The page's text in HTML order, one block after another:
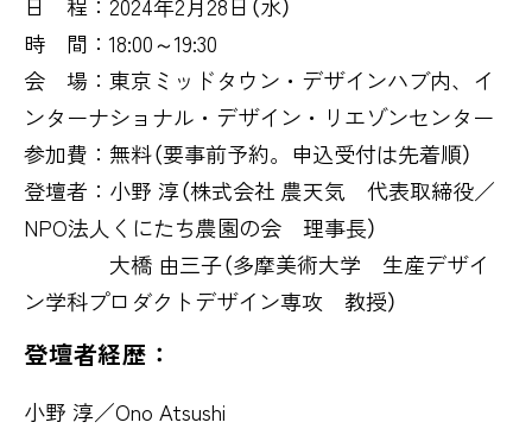
時 間：18:00～19:30
会 場：東京ミッドタウン・デザインハブ内、イ
ンターナショナル・デザイン・リエゾンセンター
参加費：無料（要事前予約。申込受付は先着順）
登壇者：小野 淳（株式会社 農天気 代表取締役／
NPO法人くにたち農園の会 理事長）
大橋 由三子（多摩美術大学 生産デザイ
ン学科プロダクトデザイン専攻 教授）
登壇者経歴：
小野 淳／Ono Atsushi